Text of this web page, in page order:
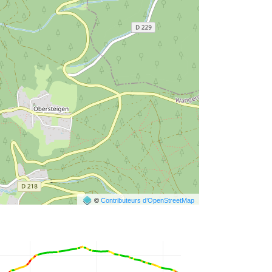
©Contributeurs d’OpenStreetMap